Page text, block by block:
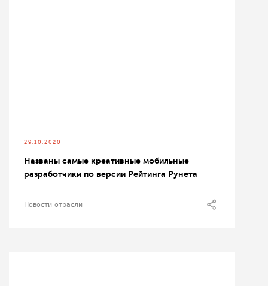
29.10.2020
Названы самые креативные мобильные
разработчики по версии Рейтинга Рунета
Новости отрасли